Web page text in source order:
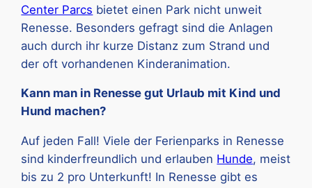
Center Parcs bietet einen Park nicht unweit
Renesse. Besonders gefragt sind die Anlagen
auch durch ihr kurze Distanz zum Strand und
der oft vorhandenen Kinderanimation.
Kann man in Renesse gut Urlaub mit Kind und
Hund machen?
Auf jeden Fall! Viele der Ferienparks in Renesse
sind kinderfreundlich und erlauben Hunde, meist
bis zu 2 pro Unterkunft! In Renesse gibt es